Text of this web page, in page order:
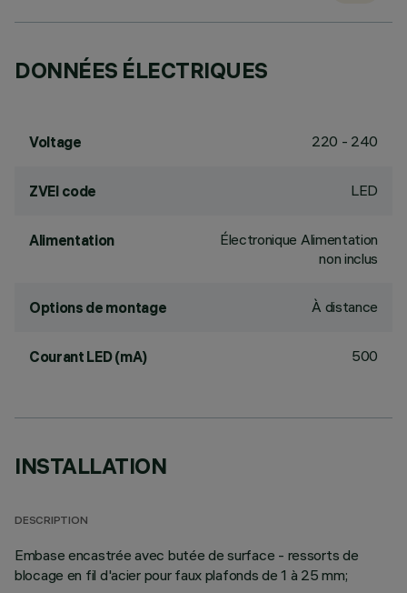
DONNÉES ÉLECTRIQUES
Voltage 220 - 240
ZVEI code LED
Alimentation
Électronique Alimentation
non inclus
Options de montage À distance
Courant LED (mA) 500
INSTALLATION
DESCRIPTION
Embase encastrée avec butée de surface - ressorts de
blocage en fil d'acier pour faux plafonds de 1 à 25 mm;